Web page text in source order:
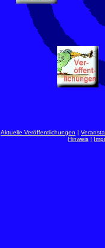
Aktuelle Veröffentlichungen |
Hinweis |